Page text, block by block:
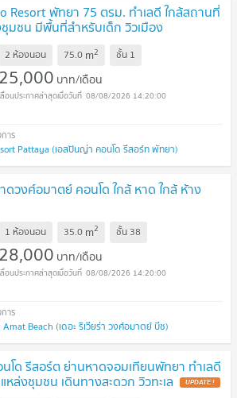
Resort พัทยา 75 ตรม. ทำเลดี ใกล้สถานที่
มชน มีพื้นที่สำหรับเด็ก วิวเมือง
2 ห้องนอน 75.0 m2 ชั้น 1
25,000 บาท/เดือน
08/08/2026 14:20:00
Pattaya (เอสปันญ่า คอนโด รีสอร์ท พัทยา)
าดวงศ์อมาตย์ คอนโด ใกล้ หาด ใกล้ ห้าง
1 ห้องนอน 35.0 m2 ชั้น 38
28,000 บาท/เดือน
08/08/2026 14:20:00
Beach (เดอะ ริเวียร่า วงศ์อมาตย์ บีช)
นโด รีสอร์ต ย่านหาดจอมเทียนพัทยา ทำเลดี
ล่งชุมชน เดินทางสะดวก วิวทะเล